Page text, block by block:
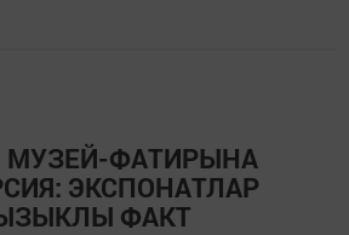
ФАТИРЫНА
ЭКСПОНАТЛАР
ФАКТ